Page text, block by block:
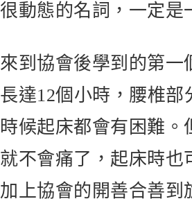
很動態的名詞，一定是
來到協會後學到的第一
長達12個小時，腰椎
時候起床都會有困難
就不會痛了，起床時也
加上協會的開善合善到